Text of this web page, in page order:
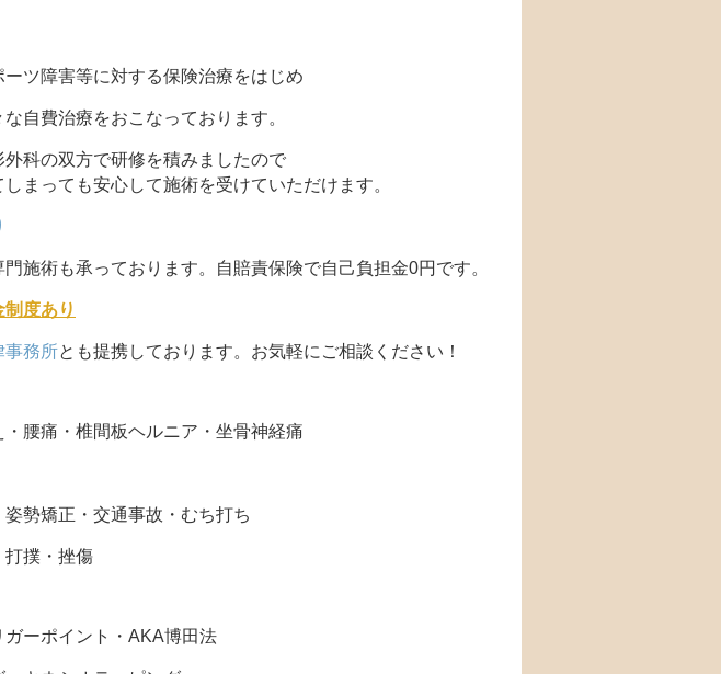
ツ障害等に対する保険治療をはじめ
自費治療をおこなっております。
外科の双方で研修を積みましたので
まっても安心して施術を受けていただけます。
施術も承っております。自賠責保険で自己負担金0円です。
度あり
事務所とも提携しております。お気軽にご相談ください！
腰痛・椎間板ヘルニア・坐骨神経痛
勢矯正・交通事故・むち打ち
打撲・挫傷
ーポイント・AKA博田法